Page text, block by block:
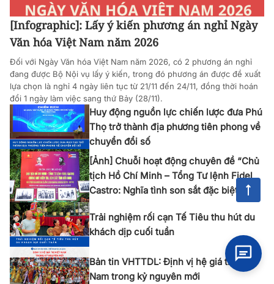
[Infographic]: Lấy ý kiến phương án nghỉ Ngày
Văn hóa Việt Nam năm 2026
Đối với Ngày Văn hóa Việt Nam năm 2026, có 2 phương án nghỉ
đang được Bộ Nội vụ lấy ý kiến, trong đó phương án được đề xuất
lựa chọn là nghỉ 4 ngày liên tục từ 21/11 đến 24/11, đồng thời hoán
đổi 1 ngày làm việc sang thứ Bảy (28/11).
Huy động nguồn lực chiến lược đưa Phú
Thọ trở thành địa phương tiên phong về
chuyển đổi số
[Ảnh] Chuỗi hoạt động chuyên đề “Chủ
tịch Hồ Chí Minh – Tổng Tư lệnh Fidel
Castro: Nghĩa tình son sắt đặc biệt”
Trải nghiệm rối cạn Tế Tiêu thu hút du
khách dịp cuối tuần
Bản tin VHTTDL: Định vị hệ giá trị Việt
Nam trong kỷ nguyên mới